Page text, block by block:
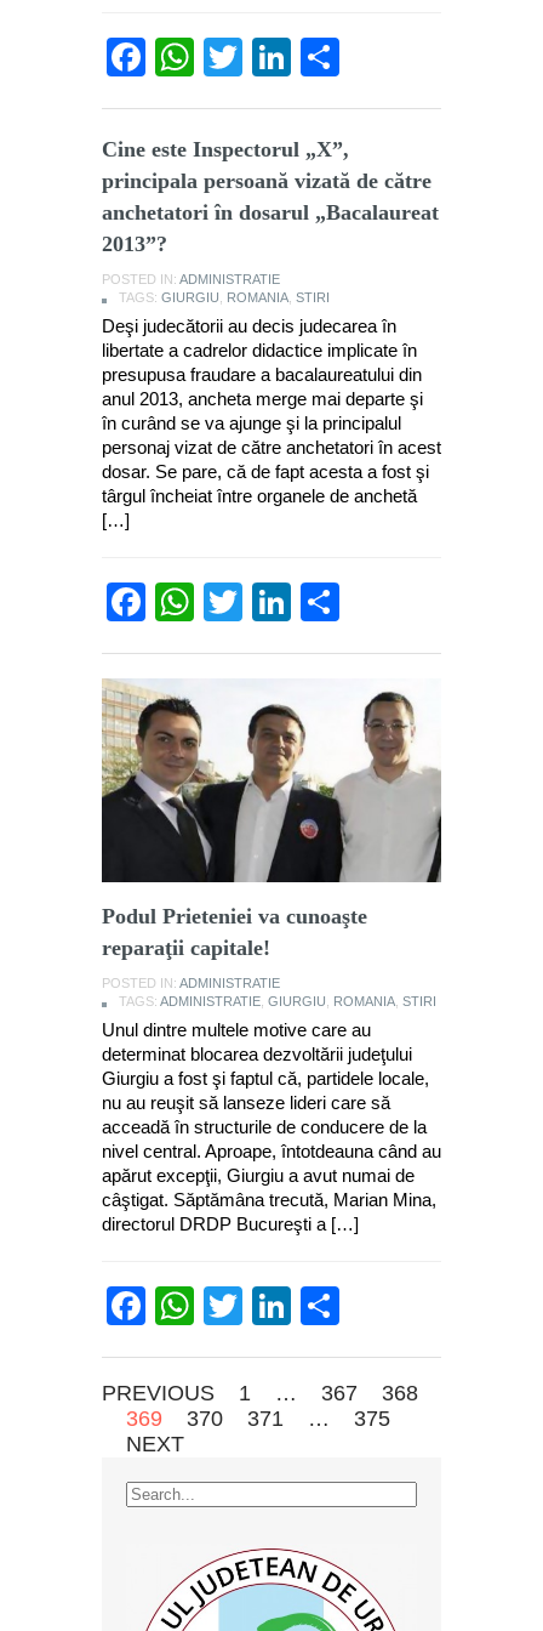
Facebook
WhatsApp
TwitterLinkedIn
Cine este Inspectorul „X”,
principala persoană vizată de către
anchetatori în dosarul „Bacalaureat
2013”?
POSTED IN: ADMINISTRATIE
TAGS: GIURGIU ROMANIA STIRI
Deşi judecătorii au decis judecarea în
libertate a cadrelor didactice implicate în
presupusa fraudare a bacalaureatului din
anul 2013, ancheta merge mai departe şi
în curând se va ajunge şi la principalul
personaj vizat de către anchetatori în acest
dosar. Se pare, că de fapt acesta a fost şi
târgul încheiat între organele de anchetă
[…]
Facebook
WhatsApp
TwitterLinkedIn
Podul Prieteniei va cunoaşte
reparaţii capitale!
POSTED IN: ADMINISTRATIE
TAGS: ADMINISTRATIE GIURGIU ROMANIA STIRI
Unul dintre multele motive care au
determinat blocarea dezvoltării judeţului
Giurgiu a fost şi faptul că, partidele locale,
nu au reuşit să lanseze lideri care să
acceadă în structurile de conducere de la
nivel central. Aproape, întotdeauna când au
apărut excepţii, Giurgiu a avut numai de
câştigat. Săptămâna trecută, Marian Mina,
directorul DRDP Bucureşti a […]
Facebook
WhatsApp
TwitterLinkedIn
PREVIOUS 1 … 367
368
369
370 371 …
375
NEXT